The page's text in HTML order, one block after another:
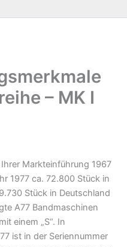
– MK I
Markteinführung 1967
1977 ca. 72.800 Stück in
Stück in Deutschland
A77 Bandmaschinen
einem „S“. In
ist in der Seriennummer